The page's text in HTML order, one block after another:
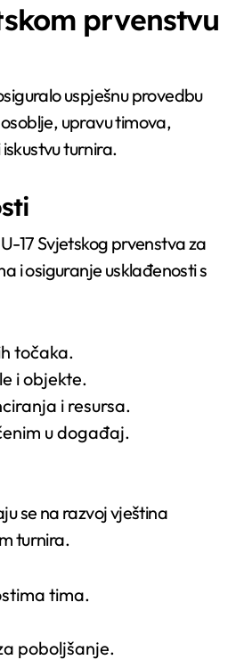
prvenstvu
uspješnu provedbu
upravu timova,
turnira.
17 Svjetskog prvenstva za
i osiguranje usklađenosti s
točaka.
i objekte.
i resursa.
u događaj.
se na razvoj vještina
turnira.
tima.
poboljšanje.